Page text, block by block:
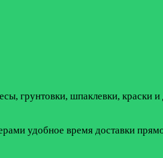
грунтовки, шпаклевки, краски и
удобное время доставки